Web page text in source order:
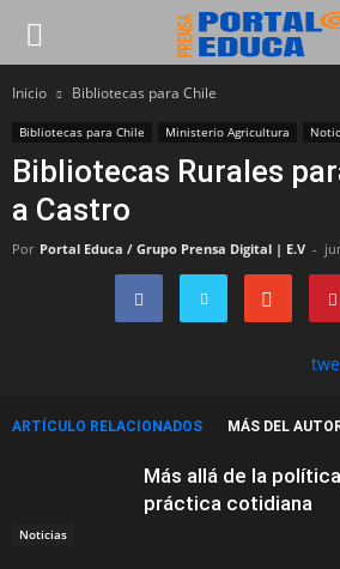
Inicio Bibliotecas para Chile
Bibliotecas para Chile Ministerio Agricultura
Bibliotecas Rurales
a Castro
Por Portal Educa / Grupo Prensa Digital | E.V -
ARTÍCULO RELACIONADOS MÁS DEL
Noticias
Más allá de la
práctica cotidiana